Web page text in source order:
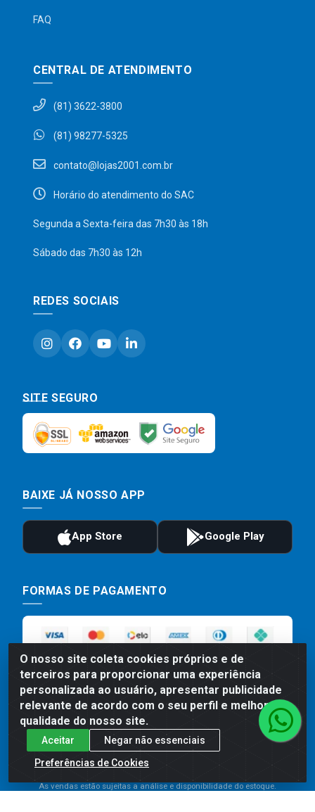
O nosso site coleta cookies próprios e de
terceiros para proporcionar uma experiência
personalizada ao usuário, apresentar publicidade
relevante de acordo com o seu perfil e melhorar a
qualidade do nosso site.
Aceitar
Negar não essenciais
Preferências de Cookies
FAQ
CENTRAL DE ATENDIMENTO
(81) 3622-3800
(81) 98277-5325
contato@lojas2001.com.br
Horário do atendimento do SAC
Segunda a Sexta-feira das 7h30 às 18h
Sábado das 7h30 às 12h
REDES SOCIAIS
SITE SEGURO
BAIXE JÁ NOSSO APP
FORMAS DE PAGAMENTO
Preços, promoções, condições de pagamento e frete são válidos
para compras realizadas exclusivamente pelo site. Caso haja
divergência de preço de um produto, será válido o preço que for
As vendas estão sujeitas a análise e disponibilidade do estoque.